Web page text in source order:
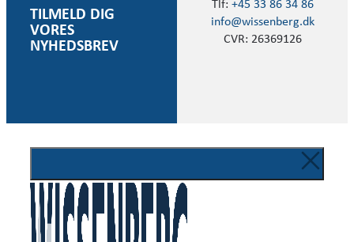
TILMELD DIG
VORES
NYHEDSBREV
Tlf: +45 33 86 34 86
info@wissenberg.dk
CVR: 26369126